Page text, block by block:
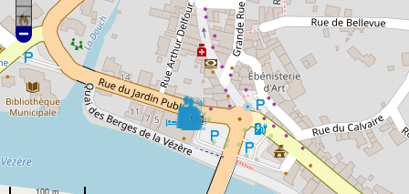
100 m
Logiciel comptable en ligne,
récupération bancaire